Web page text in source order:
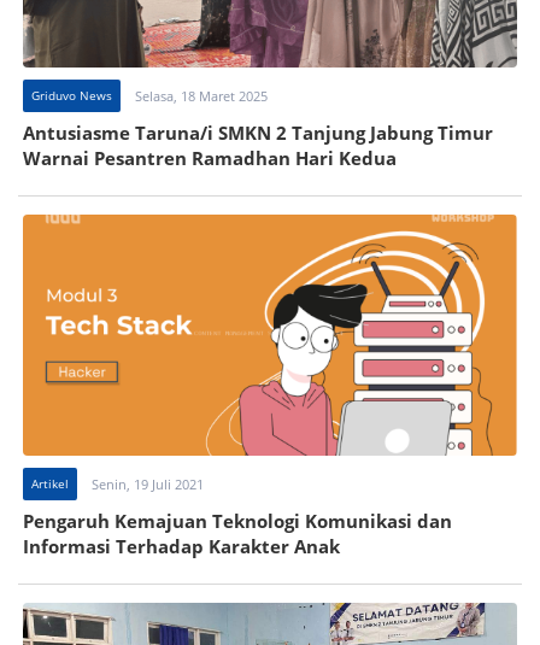
Griduvo News Selasa, 18 Maret 2025
Antusiasme Taruna/i SMKN 2 Tanjung Jabung Timur
Warnai Pesantren Ramadhan Hari Kedua
Artikel Senin, 19 Juli 2021
Pengaruh Kemajuan Teknologi Komunikasi dan
Informasi Terhadap Karakter Anak